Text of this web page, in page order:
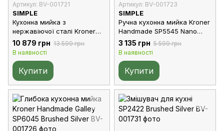
Артикул: BV-001721
SIMPLE
Кухонна мийка з
нержавіючої сталі Kroner
Platinum Handmade
SP7545DB Brushed Silver
10 879 грн 13 599 грн
В наявності
Купити
Артикул: BV-001723
SIMPLE
Ручна кухонна мийка Kroner
Handmade SP5545 Nano
Black
3 135 грн 5 599 грн
В наявності
Купити